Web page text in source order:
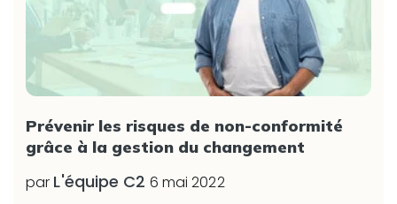
Prévenir les risques de non-conformité
grâce à la gestion du changement
par L'équipe C2 6 mai 2022